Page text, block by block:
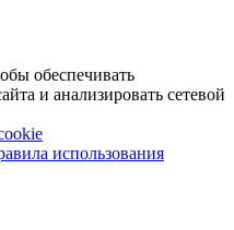
обеспечивать
и анализировать сетевой
использования